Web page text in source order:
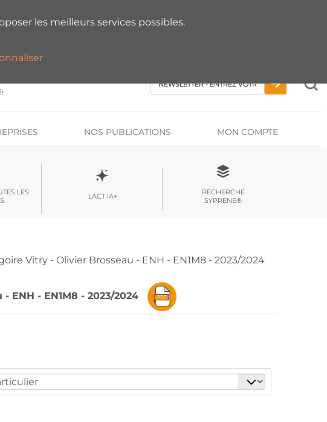
PRENEZ RDV AVEC UN EXPERT
NOS PUBLICATIONS MON COMPTE
LES
LACT IA+
RECHERCHE
SYPRENE®
Vitry - Olivier Brosseau - ENH - EN1M8 - 2023/2024
- EN1M8 - 2023/2024
les meilleurs services possibles.